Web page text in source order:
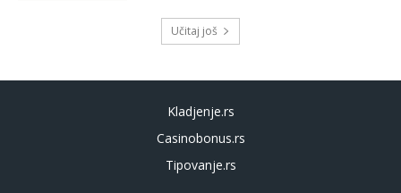
Učitaj još
Kladjenje.rs
Casinobonus.rs
Tipovanje.rs